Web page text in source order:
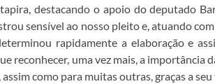
destacando o apoio do deputado
sensível ao nosso pleito e, atuando
rapidamente a elaboração e
reconhecer, uma vez mais, a
como para muitas outras, graças a